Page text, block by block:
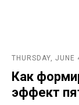
THURSDAY, JUNE
Как
эффект